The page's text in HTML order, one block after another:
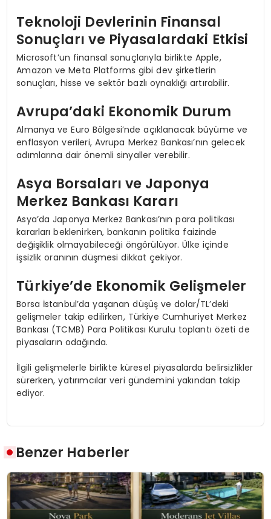
Teknoloji Devlerinin Finansal
Sonuçları ve Piyasalardaki Etkisi
Microsoft’un finansal sonuçlarıyla birlikte Apple,
Amazon ve Meta Platforms gibi dev şirketlerin
sonuçları, hisse ve sektör bazlı oynaklığı artırabilir.
Avrupa’daki Ekonomik Durum
Almanya ve Euro Bölgesi’nde açıklanacak büyüme ve
enflasyon verileri, Avrupa Merkez Bankası’nın gelecek
adımlarına dair önemli sinyaller verebilir.
Asya Borsaları ve Japonya
Merkez Bankası Kararı
Asya’da Japonya Merkez Bankası’nın para politikası
kararları beklenirken, bankanın politika faizinde
değişiklik olmayabileceği öngörülüyor. Ülke içinde
işsizlik oranının düşmesi dikkat çekiyor.
Türkiye’de Ekonomik Gelişmeler
Borsa İstanbul’da yaşanan düşüş ve dolar/TL’deki
gelişmeler takip edilirken, Türkiye Cumhuriyet Merkez
Bankası (TCMB) Para Politikası Kurulu toplantı özeti de
piyasaların odağında.
İlgili gelişmelerle birlikte küresel piyasalarda belirsizlikler
sürerken, yatırımcılar veri gündemini yakından takip
ediyor.
Benzer Haberler